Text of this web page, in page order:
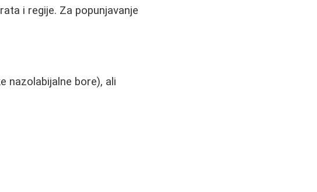
i regije. Za popunjavanje
nazolabijalne bore), ali